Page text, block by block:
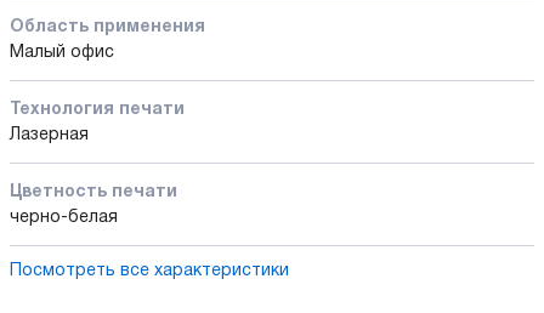
Область применения
Малый офис
Технология печати
Лазерная
Цветность печати
черно-белая
Посмотреть все характеристики